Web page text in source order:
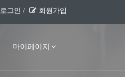
로그인 / 회원가입
마이페이지